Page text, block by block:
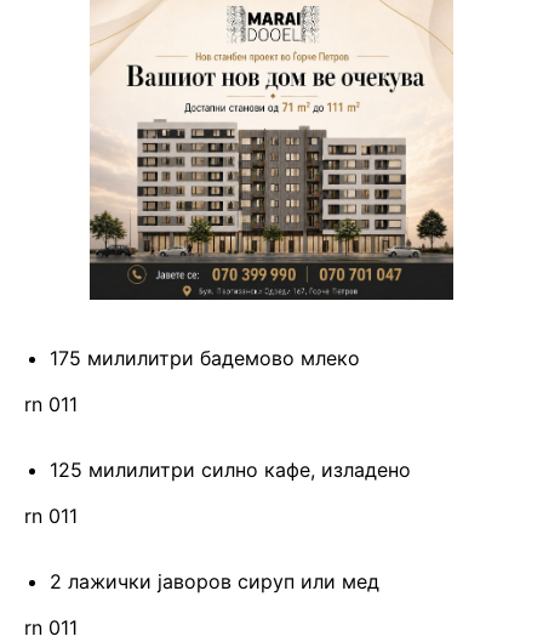
175 милилитри бадемово млеко
rn 011
125 милилитри силно кафе, изладено
rn 011
2 лажички јаворов сируп или мед
rn 011